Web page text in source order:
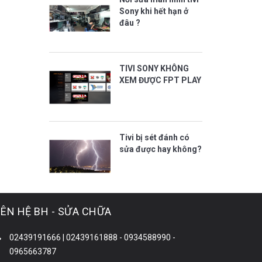
Sony khi hết hạn ở
đâu ?
TIVI SONY KHÔNG
XEM ĐƯỢC FPT PLAY
Tivi bị sét đánh có
sửa được hay không?
HỆ BH - SỬA CHỮA
02439191666 | 02439161888 - 0934588990 -
0965663787